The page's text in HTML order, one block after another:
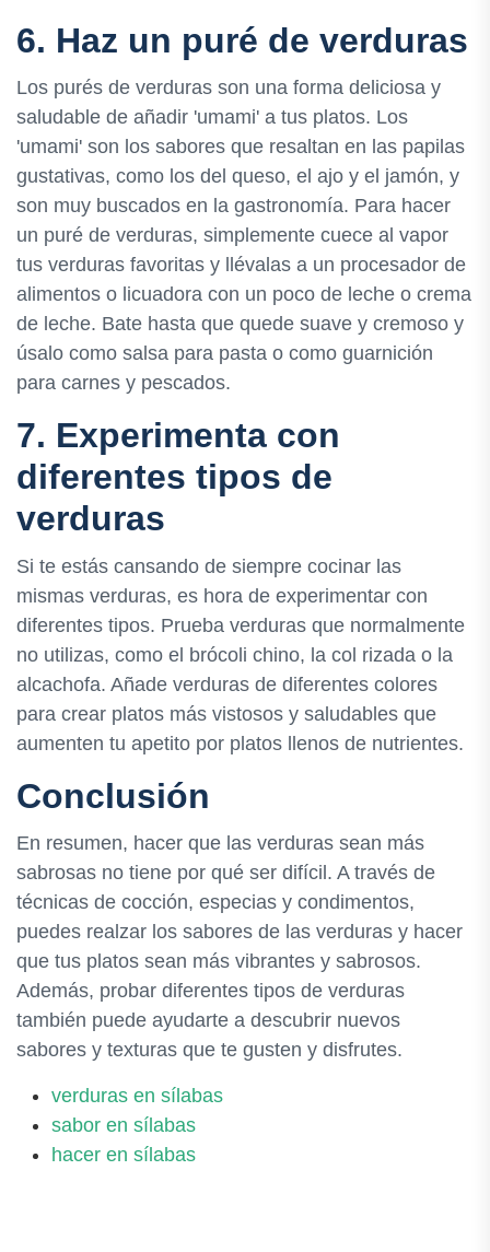
6. Haz un puré de verduras
Los purés de verduras son una forma deliciosa y
saludable de añadir 'umami' a tus platos. Los
'umami' son los sabores que resaltan en las papilas
gustativas, como los del queso, el ajo y el jamón, y
son muy buscados en la gastronomía. Para hacer
un puré de verduras, simplemente cuece al vapor
tus verduras favoritas y llévalas a un procesador de
alimentos o licuadora con un poco de leche o crema
de leche. Bate hasta que quede suave y cremoso y
úsalo como salsa para pasta o como guarnición
para carnes y pescados.
7. Experimenta con
diferentes tipos de
verduras
Si te estás cansando de siempre cocinar las
mismas verduras, es hora de experimentar con
diferentes tipos. Prueba verduras que normalmente
no utilizas, como el brócoli chino, la col rizada o la
alcachofa. Añade verduras de diferentes colores
para crear platos más vistosos y saludables que
aumenten tu apetito por platos llenos de nutrientes.
Conclusión
En resumen, hacer que las verduras sean más
sabrosas no tiene por qué ser difícil. A través de
técnicas de cocción, especias y condimentos,
puedes realzar los sabores de las verduras y hacer
que tus platos sean más vibrantes y sabrosos.
Además, probar diferentes tipos de verduras
también puede ayudarte a descubrir nuevos
sabores y texturas que te gusten y disfrutes.
verduras en sílabas
sabor en sílabas
hacer en sílabas